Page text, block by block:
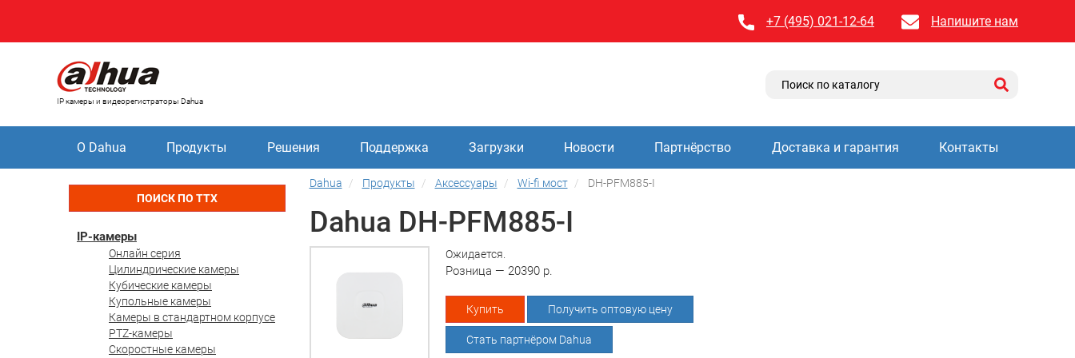
+7 (495) 021-12-64 Напишите нам
IP камеры и видеорегистраторы Dahua
О Dahua Продукты Решения Поддержка Загрузки Новости Партнёрство Доставка и гарантия Контакты
ПОИСК ПО ТТХ
IP-камеры
Онлайн серия
Цилиндрические камеры
Кубические камеры
Купольные камеры
Камеры в стандартном корпусе
PTZ-камеры
Скоростные камеры
Dahua Продукты Аксессуары Wi-fi мост DH-PFM885-I
Dahua DH-PFM885-I
Ожидается.
Розница — 20390 р.
Купить Получить оптовую цену
Стать партнёром Dahua